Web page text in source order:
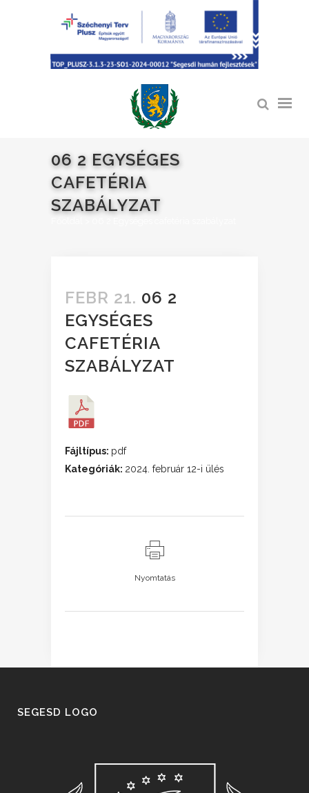
06 2 EGYSÉGES
CAFETÉRIA
SZABÁLYZAT
FEBR 21. 06 2
EGYSÉGES
CAFETÉRIA
SZABÁLYZAT
Fájltípus: pdf
Kategóriák: 2024. február 12-i ülés
Nyomtatás
SEGESD LOGO